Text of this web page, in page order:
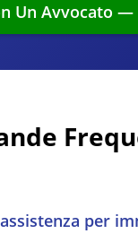
Un Avvocato —
per